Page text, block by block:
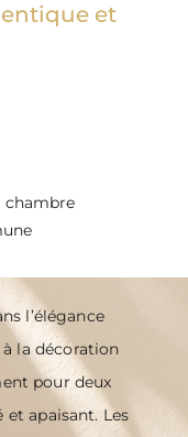
et
chambre
l’élégance
la décoration
pour deux
apaisant. Les